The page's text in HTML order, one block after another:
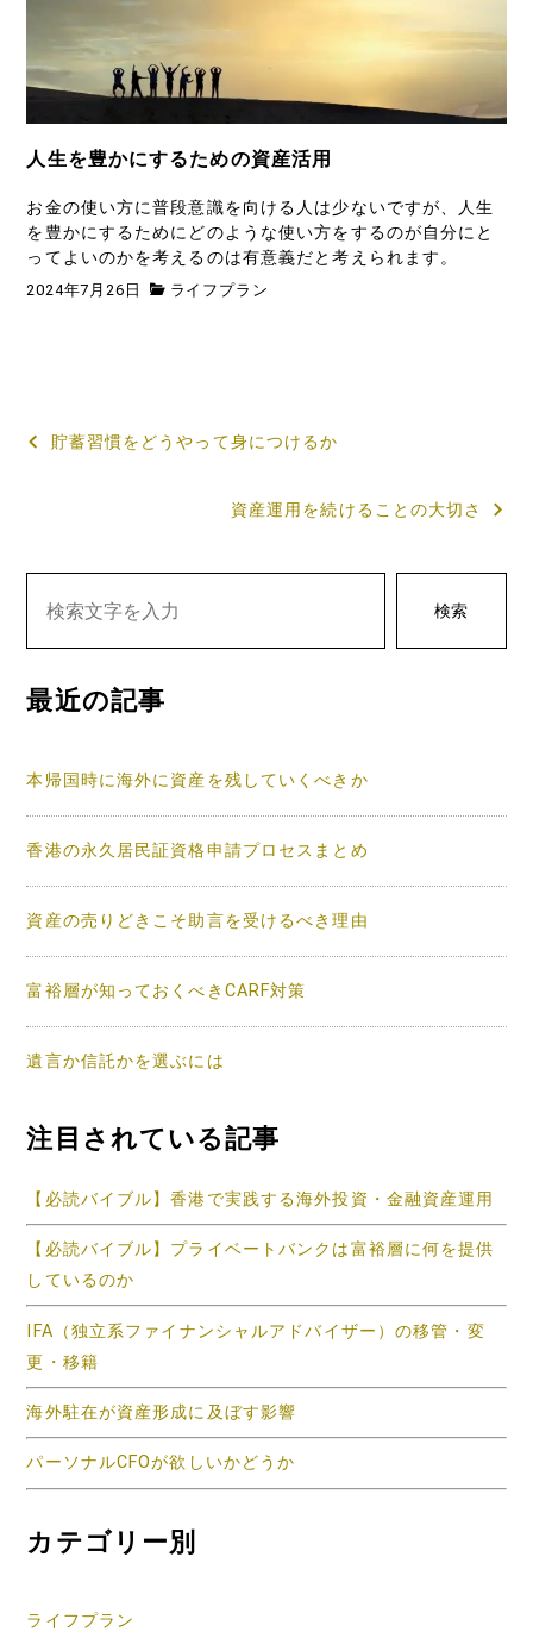
人生を豊かにするための資産活用
お金の使い方に普段意識を向ける人は少ないですが、人生
を豊かにするためにどのような使い方をするのが自分にと
ってよいのかを考えるのは有意義だと考えられます。
2024年7月26日 ライフプラン
投
ゲ
ー
シ
ン
貯蓄習慣をどうやって身につけるか
資産運用を続けることの大切さ
検索
最近の記事
本帰国時に海外に資産を残していくべきか
香港の永久居民証資格申請プロセスまとめ
資産の売りどきこそ助言を受けるべき理由
富裕層が知っておくべきCARF対策
遺言か信託かを選ぶには
注目されている記事
【必読バイブル】香港で実践する海外投資・金融資産運用
【必読バイブル】プライベートバンクは富裕層に何を提供
しているのか
IFA（独立系ファイナンシャルアドバイザー）の移管・変
更・移籍
海外駐在が資産形成に及ぼす影響
パーソナルCFOが欲しいかどうか
カテゴリー別
ライフプラン